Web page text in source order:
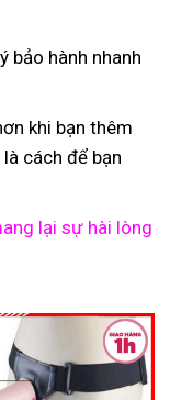
bảo hành nhanh
khi bạn thêm
cách để bạn
lại sự hài lòng